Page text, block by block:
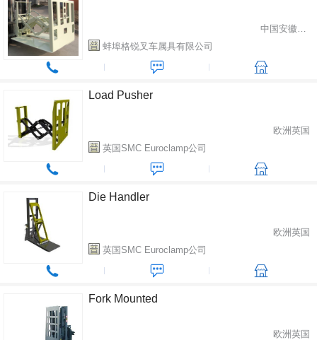
中国安徽省蚌埠市
蚌埠格锐叉车属具有限公司
Load Pusher
欧洲英国
英国SMC Euroclamp公司
Die Handler
欧洲英国
英国SMC Euroclamp公司
Fork Mounted
欧洲英国